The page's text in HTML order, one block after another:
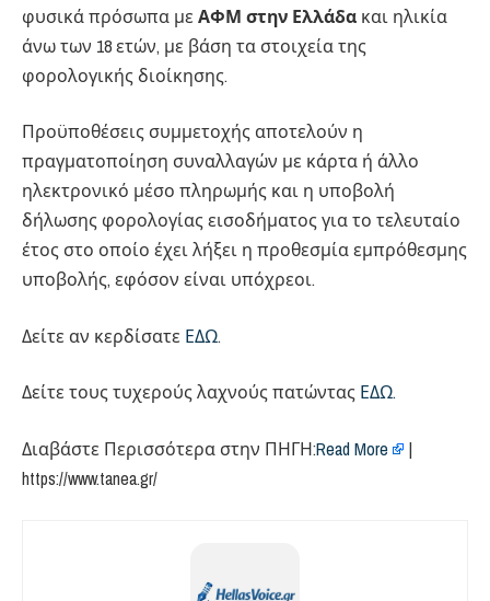
φυσικά πρόσωπα με ΑΦΜ στην Ελλάδα και ηλικία
άνω των 18 ετών, με βάση τα στοιχεία της
φορολογικής διοίκησης.
Προϋποθέσεις συμμετοχής αποτελούν η
πραγματοποίηση συναλλαγών με κάρτα ή άλλο
ηλεκτρονικό μέσο πληρωμής και η υποβολή
δήλωσης φορολογίας εισοδήματος για το τελευταίο
έτος στο οποίο έχει λήξει η προθεσμία εμπρόθεσμης
υποβολής, εφόσον είναι υπόχρεοι.
Δείτε αν κερδίσατε ΕΔΩ.
Δείτε τους τυχερούς λαχνούς πατώντας ΕΔΩ.
Διαβάστε Περισσότερα στην ΠΗΓΗ:​Read More
|
https://www.tanea.gr/